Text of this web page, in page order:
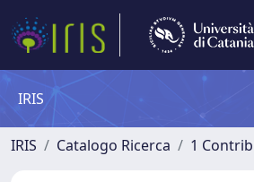
IRIS
IRIS Catalogo Ricerca 1